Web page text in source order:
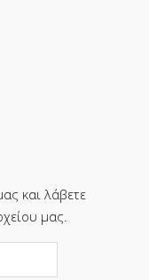
και λάβετε
μας.